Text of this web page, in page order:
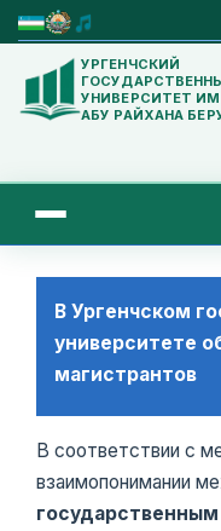
УРГЕНЧСКИЙ
УНИВЕРСИТЕТ
АБУ РАЙХАНА
В Ургенчском
университете
магистрантов
В соответствии с
взаимопонимании